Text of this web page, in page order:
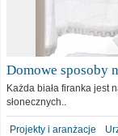
Domowe sposoby
Każda biała firanka jest
słonecznych..
Projekty i aranżacje